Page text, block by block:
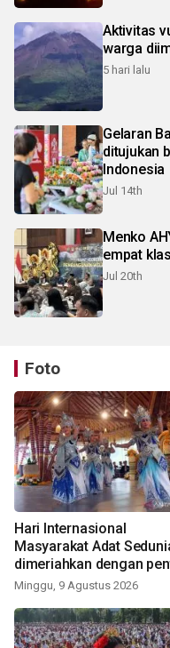
Aktivitas
warga
5 hari lalu
Gelaran
ditujukan
Indonesia
Jul 14th
Menko
empat
Jul 20th
Foto
Hari Internasional
Masyarakat Adat
dimeriahkan dengan
seni budaya Bali
Minggu, 9 Agustus 2026